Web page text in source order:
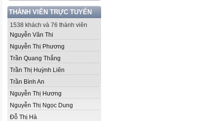
THÀNH VIÊN TRỰC TUYẾN
1538 khách và 76 thành viên
Nguyễn Văn Thi
Nguyễn Thị Phương
Trần Quang Thắng
Trần Thị Huỳnh Liên
Trần Bình An
Nguyễn Thị Hương
Nguyễn Thị Ngọc Dung
Đỗ Thị Hà